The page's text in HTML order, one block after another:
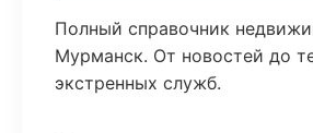
Полный справочник
Мурманск. От новостей до
экстренных служб.